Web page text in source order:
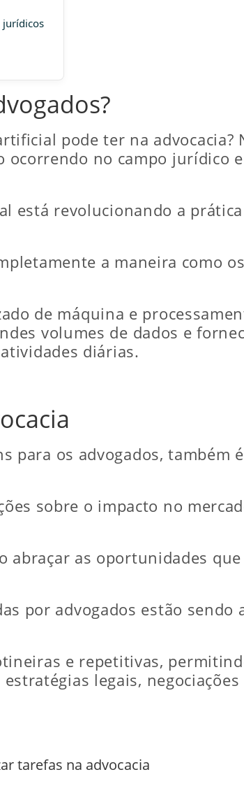
jurídicos
pode ter na advocacia?
ocorrendo no campo jurídico
está revolucionando a
a maneira como
de máquina e
volumes de dados e
diárias.
para os advogados, também
sobre o impacto no
abraçar as oportunidades
por advogados estão sendo
e repetitivas,
legais, negociações
tarefas na advocacia